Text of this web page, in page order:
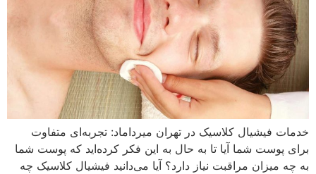
خدمات فیشیال کلاسیک در تهران میرداماد: تجربه‌ای متفاوت
برای پوست شما آیا تا به حال به این فکر کرده‌اید که پوست شما
به چه میزان مراقبت نیاز دارد؟ آیا می‌دانید فیشیال کلاسیک چه